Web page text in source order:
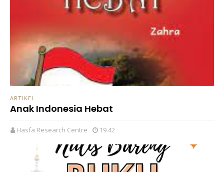
ARTIKEL
Anak Indonesia Hebat
Hasfa Research Centre 19.42